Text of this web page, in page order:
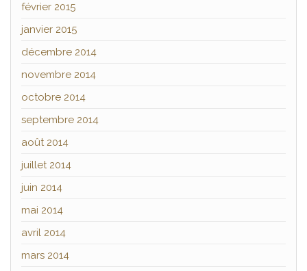
février 2015
janvier 2015
décembre 2014
novembre 2014
octobre 2014
septembre 2014
août 2014
juillet 2014
juin 2014
mai 2014
avril 2014
mars 2014